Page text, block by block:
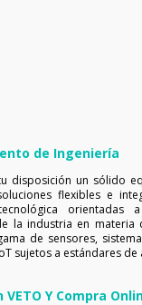
de Ingeniería
disposición un sólido
flexibles e
orientadas
la industria en materia
de sensores,
sujetos a estándares de
VETO Y Compra